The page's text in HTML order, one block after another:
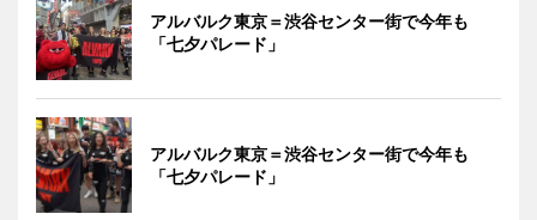
アルバルク東京＝渋谷センター街で今年も
「七夕パレード」
アルバルク東京＝渋谷センター街で今年も
「七夕パレード」